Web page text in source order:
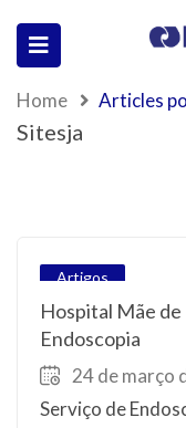
Home Articles
Sitesja
Artigos
Hospital Mãe de
Endoscopia
24 de março
Serviço de